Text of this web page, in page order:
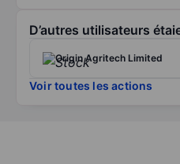
D’autres utilisateurs
Origin Agritech Limited
Voir toutes les actions